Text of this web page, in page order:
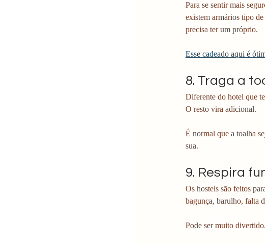
Para se sentir mais
existem armários tipo
precisa ter um próprio.
Esse cadeado aqui é
8. Traga a
Diferente do hotel que
O resto vira adicional.
É normal que a toalha
sua.
9. Respira
Os hostels são feitos
bagunça, barulho, falta
Pode ser muito divertido.